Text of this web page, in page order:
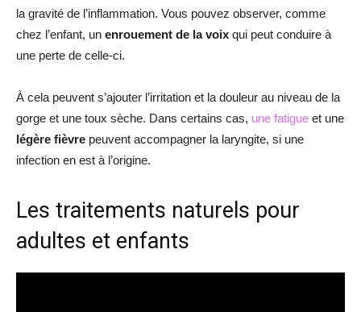
la gravité de l’inflammation. Vous pouvez observer, comme
chez l’enfant, un enrouement de la voix qui peut conduire à
une perte de celle-ci.
À cela peuvent s’ajouter l’irritation et la douleur au niveau de la
gorge et une toux sèche. Dans certains cas, une fatigue et une
légère fièvre peuvent accompagner la laryngite, si une
infection en est à l’origine.
Les traitements naturels pour
adultes et enfants